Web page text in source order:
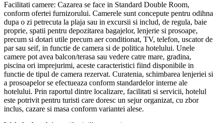
Facilitati camere: Cazarea se face in Standard Double Room,
conform ofertei furnizorului. Camerele sunt concepute pentru odihna
dupa o zi petrecuta la plaja sau in excursii si includ, de regula, baie
proprie, spatii pentru depozitarea bagajelor, lenjerie si prosoape,
precum si dotari utile precum aer conditionat, TV, telefon, uscator de
par sau seif, in functie de camera si de politica hotelului. Unele
camere pot avea balcon/terasa sau vedere catre mare, gradina,
piscina ori imprejurimi, aceste caracteristici fiind disponibile in
functie de tipul de camera rezervat. Curatenia, schimbarea lenjeriei si
a prosoapelor se efectueaza conform standardelor interne ale
hotelului. Prin raportul dintre localizare, facilitati si servicii, hotelul
este potrivit pentru turisti care doresc un sejur organizat, cu zbor
inclus, cazare si masa conform variantei alese.